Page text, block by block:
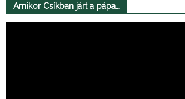
Amikor Csíkban járt a pápa…